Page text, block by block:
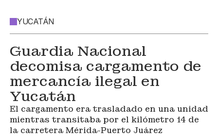
YUCATÁN
Guardia Nacional
decomisa cargamento de
mercancía ilegal en
Yucatán
El cargamento era trasladado en una unidad
mientras transitaba por el kilómetro 14 de
la carretera Mérida-Puerto Juárez